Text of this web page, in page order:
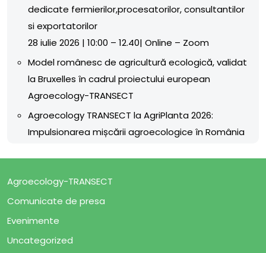
dedicate fermierilor,procesatorilor, consultantilor
si exportatorilor
28 iulie 2026 | 10:00 – 12.40| Online – Zoom
Model românesc de agricultură ecologică, validat
la Bruxelles în cadrul proiectului european
Agroecology-TRANSECT
Agroecology TRANSECT la AgriPlanta 2026:
Impulsionarea mișcării agroecologice în România
Agroecology-TRANSECT
Comunicate de presa
Evenimente
Uncategorized